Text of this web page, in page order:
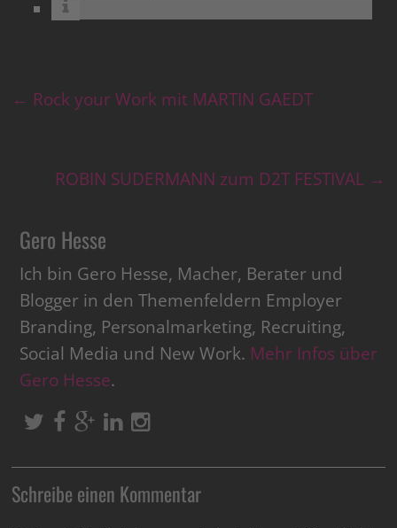
← Rock your Work mit MARTIN GAEDT
ROBIN SUDERMANN zum D2T FESTIVAL →
Gero Hesse
Ich bin Gero Hesse, Macher, Berater und
Blogger in den Themenfeldern Employer
Branding, Personalmarketing, Recruiting,
Social Media und New Work. Mehr Infos über
Gero Hesse.
Schreibe einen Kommentar